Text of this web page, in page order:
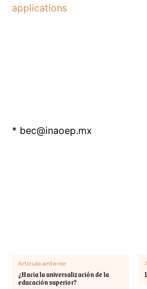
applications
* bec@inaoep.mx
Artículo anterior
¿Hacia la universalización de la
educación superior?